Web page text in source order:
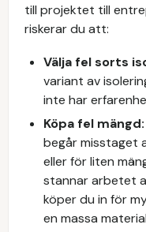
till projektet till
riskerar du att:
Välja fel sorts
variant av
inte har
Köpa fel mängd:
begår misstaget
eller för liten
stannar arbetet
köper du in för
en massa